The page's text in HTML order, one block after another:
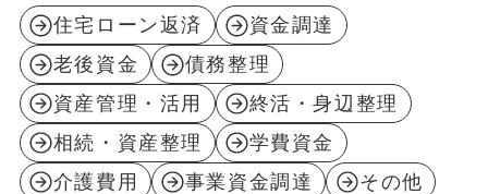
住宅ローン返済
資金調達
老後資金
債務整理
資産管理・活用
終活・身辺整理
相続・資産整理
学費資金
介護費用
事業資金調達 その他